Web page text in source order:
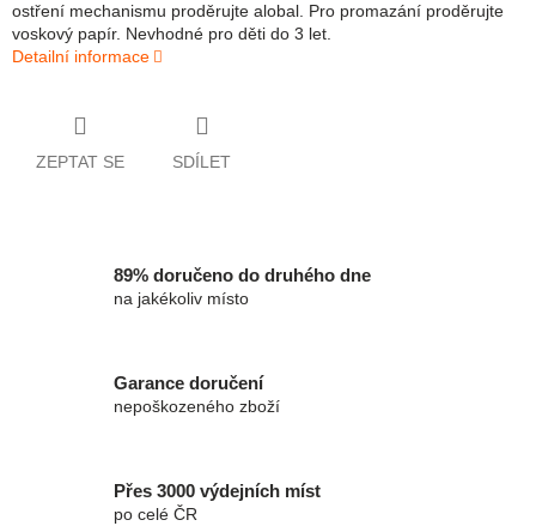
ostření mechanismu proděrujte alobal. Pro promazání proděrujte
voskový papír. Nevhodné pro děti do 3 let.
Detailní informace
ZEPTAT SE SDÍLET
89% doručeno do druhého dne
na jakékoliv místo
Garance doručení
nepoškozeného zboží
Přes 3000 výdejních míst
po celé ČR